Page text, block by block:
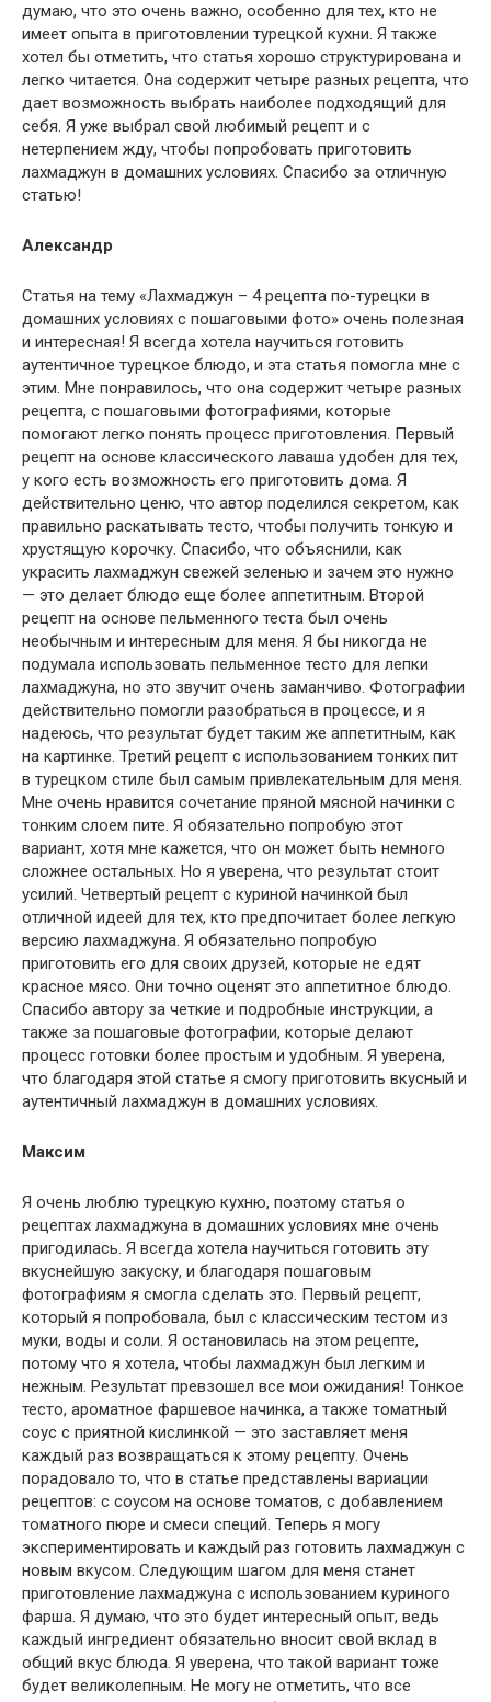
думаю, что это очень важно, особенно для тех, кто не
имеет опыта в приготовлении турецкой кухни. Я также
хотел бы отметить, что статья хорошо структурирована и
легко читается. Она содержит четыре разных рецепта, что
дает возможность выбрать наиболее подходящий для
себя. Я уже выбрал свой любимый рецепт и с
нетерпением жду, чтобы попробовать приготовить
лахмаджун в домашних условиях. Спасибо за отличную
статью!
Александр
Статья на тему «Лахмаджун – 4 рецепта по-турецки в
домашних условиях с пошаговыми фото» очень полезная
и интересная! Я всегда хотела научиться готовить
аутентичное турецкое блюдо, и эта статья помогла мне с
этим. Мне понравилось, что она содержит четыре разных
рецепта, с пошаговыми фотографиями, которые
помогают легко понять процесс приготовления. Первый
рецепт на основе классического лаваша удобен для тех,
у кого есть возможность его приготовить дома. Я
действительно ценю, что автор поделился секретом, как
правильно раскатывать тесто, чтобы получить тонкую и
хрустящую корочку. Спасибо, что объяснили, как
украсить лахмаджун свежей зеленью и зачем это нужно
— это делает блюдо еще более аппетитным. Второй
рецепт на основе пельменного теста был очень
необычным и интересным для меня. Я бы никогда не
подумала использовать пельменное тесто для лепки
лахмаджуна, но это звучит очень заманчиво. Фотографии
действительно помогли разобраться в процессе, и я
надеюсь, что результат будет таким же аппетитным, как
на картинке. Третий рецепт с использованием тонких пит
в турецком стиле был самым привлекательным для меня.
Мне очень нравится сочетание пряной мясной начинки с
тонким слоем пите. Я обязательно попробую этот
вариант, хотя мне кажется, что он может быть немного
сложнее остальных. Но я уверена, что результат стоит
усилий. Четвертый рецепт с куриной начинкой был
отличной идеей для тех, кто предпочитает более легкую
версию лахмаджуна. Я обязательно попробую
приготовить его для своих друзей, которые не едят
красное мясо. Они точно оценят это аппетитное блюдо.
Спасибо автору за четкие и подробные инструкции, а
также за пошаговые фотографии, которые делают
процесс готовки более простым и удобным. Я уверена,
что благодаря этой статье я смогу приготовить вкусный и
аутентичный лахмаджун в домашних условиях.
Максим
Я очень люблю турецкую кухню, поэтому статья о
рецептах лахмаджуна в домашних условиях мне очень
пригодилась. Я всегда хотела научиться готовить эту
вкуснейшую закуску, и благодаря пошаговым
фотографиям я смогла сделать это. Первый рецепт,
который я попробовала, был с классическим тестом из
муки, воды и соли. Я остановилась на этом рецепте,
потому что я хотела, чтобы лахмаджун был легким и
нежным. Результат превзошел все мои ожидания! Тонкое
тесто, ароматное фаршевое начинка, а также томатный
соус с приятной кислинкой — это заставляет меня
каждый раз возвращаться к этому рецепту. Очень
порадовало то, что в статье представлены вариации
рецептов: с соусом на основе томатов, с добавлением
томатного пюре и смеси специй. Теперь я могу
экспериментировать и каждый раз готовить лахмаджун с
новым вкусом. Следующим шагом для меня станет
приготовление лахмаджуна с использованием куриного
фарша. Я думаю, что это будет интересный опыт, ведь
каждый ингредиент обязательно вносит свой вклад в
общий вкус блюда. Я уверена, что такой вариант тоже
будет великолепным. Не могу не отметить, что все